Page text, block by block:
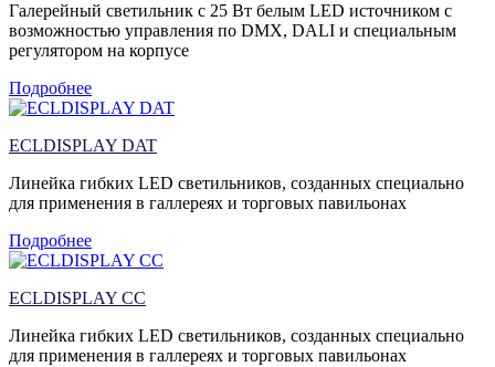
Галерейный светильник с 25 Вт белым LED источником с
возможностью управления по DMX, DALI и специальным
регулятором на корпусе
Подробнее
ECLDISPLAY DAT
Линейка гибких LED светильников, созданных специально
для применения в галлереях и торговых павильонах
Подробнее
ECLDISPLAY CC
Линейка гибких LED светильников, созданных специально
для применения в галлереях и торговых павильонах